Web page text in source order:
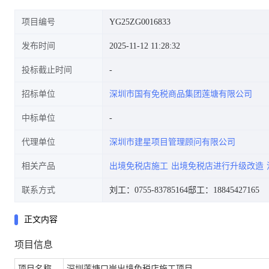
项目编号 YG25ZG0016833
发布时间 2025-11-12 11:28:32
投标截止时间
招标单位 深圳市国有免税商品集团莲塘有限公司
中标单位
代理单位 深圳市建星项目管理顾问有限公司
相关产品 出境免税店施工 出境免税店进行升级改造
联系方式 刘工：0755-83785164邸工：18845427165
正文内容
项目信息